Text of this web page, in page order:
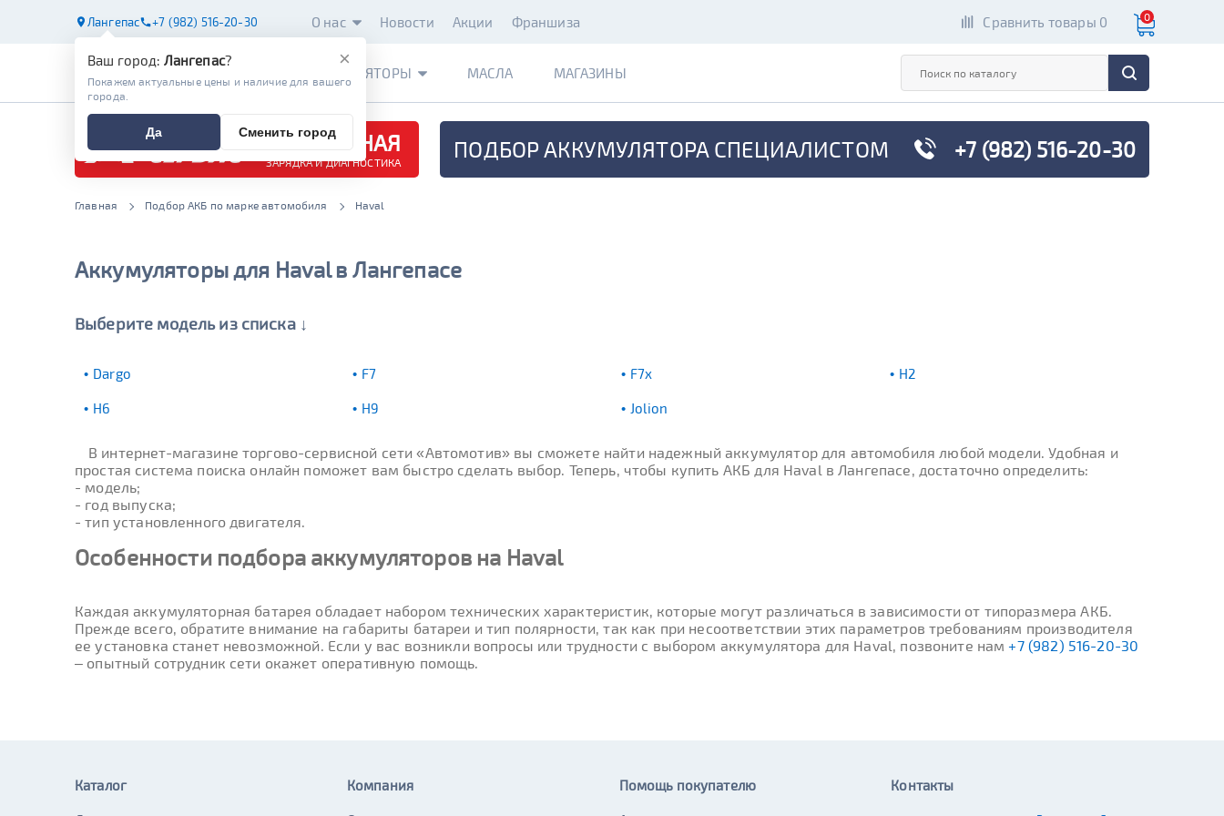
Лангепас +7 (982) 516-20-30 О нас Новости Акции Франшиза Сравнить товары 0 0
АККУМУЛЯТОРЫ МАСЛА МАГАЗИНЫ
БЕСПЛАТНАЯ
ЗАРЯДКА И ДИАГНОСТИКА ПОДБОР АККУМУЛЯТОРА СПЕЦИАЛИСТОМ +7 (982) 516-20-30
Главная Подбор АКБ по марке автомобиля Haval
Аккумуляторы для Haval в Лангепасе
Выберите модель из списка ↓
Dargo F7 F7x H2
H6 H9 Jolion
В интернет-магазине торгово-сервисной сети «Автомотив» вы сможете найти надежный аккумулятор для автомобиля любой модели. Удобная и
простая система поиска онлайн поможет вам быстро сделать выбор. Теперь, чтобы купить АКБ для Haval в Лангепасе, достаточно определить:
- модель;
- год выпуска;
- тип установленного двигателя.
Особенности подбора аккумуляторов на Haval
Каждая аккумуляторная батарея обладает набором технических характеристик, которые могут различаться в зависимости от типоразмера АКБ.
Прежде всего, обратите внимание на габариты батареи и тип полярности, так как при несоответствии этих параметров требованиям производителя
ее установка станет невозможной. Если у вас возникли вопросы или трудности с выбором аккумулятора для Haval, позвоните нам+7 (982) 516-20-30
– опытный сотрудник сети окажет оперативную помощь.
×
Ваш город: Лангепас?
Покажем актуальные цены и наличие для вашего
города.
Да Сменить город
Каталог Компания Помощь покупателю Контакты